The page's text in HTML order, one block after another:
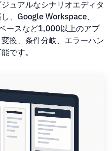
ュアルなシナリオエディタ
、Google Workspace、
ースなど1,000以上のアプ
換、条件分岐、エラーハン
です。